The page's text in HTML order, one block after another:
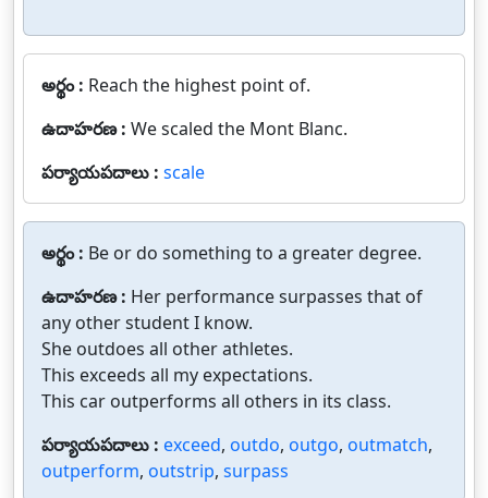
అర్థం : Reach the highest point of.
ఉదాహరణ : We scaled the Mont Blanc.
పర్యాయపదాలు : scale
అర్థం : Be or do something to a greater degree.
ఉదాహరణ : Her performance surpasses that of
any other student I know.
She outdoes all other athletes.
This exceeds all my expectations.
This car outperforms all others in its class.
పర్యాయపదాలు : exceed, outdo, outgo, outmatch,
outperform, outstrip, surpass